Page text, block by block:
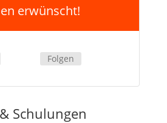
erwünscht!
Folgen
&Schulungen